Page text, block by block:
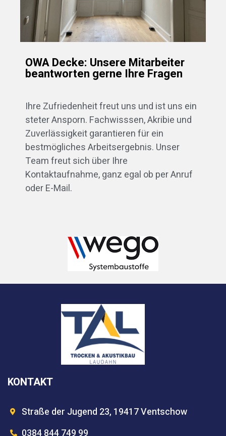
OWA Decke: Unsere Mitarbeiter
beantworten gerne Ihre Fragen
Ihre Zufriedenheit freut uns und ist uns ein
steter Ansporn. Fachwisssen, Akribie und
Zuverlässigkeit garantieren für ein
bestmögliches Arbeitsergebnis. Unser
Team freut sich über Ihre
Kontaktaufnahme, ganz egal ob per Anruf
oder E-Mail.
KONTAKT
Straße der Jugend 23, 19417 Ventschow
0384 844 749 99